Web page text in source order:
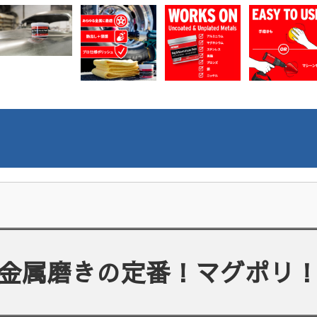
属磨きの定番！マグポリ